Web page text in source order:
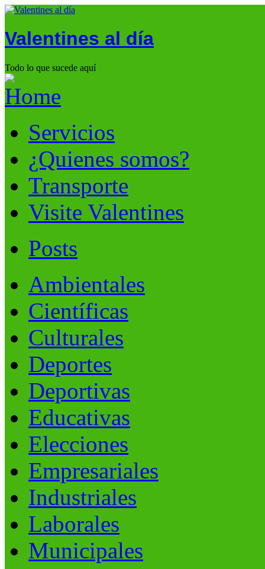
Valentines al día
Todo lo que sucede aquí
Servicios
¿Quienes somos?
Transporte
Visite Valentines
Posts
Ambientales
Científicas
Culturales
Deportes
Deportivas
Educativas
Elecciones
Empresariales
Industriales
Laborales
Municipales